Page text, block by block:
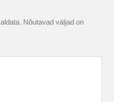
Nõutavad väljad on